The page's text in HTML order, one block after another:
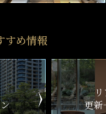
め情報
ク
新